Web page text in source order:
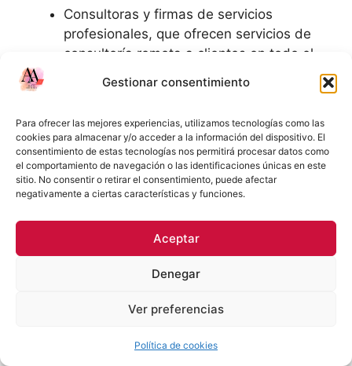
Gestionar consentimiento
Para ofrecer las mejores experiencias, utilizamos tecnologías como las
cookies para almacenar y/o acceder a la información del dispositivo. El
consentimiento de estas tecnologías nos permitirá procesar datos como
el comportamiento de navegación o las identificaciones únicas en este
sitio. No consentir o retirar el consentimiento, puede afectar
negativamente a ciertas características y funciones.
Aceptar
Denegar
Ver preferencias
Política de cookies
Consultoras y firmas de servicios
profesionales, que ofrecen servicios de
consultoría remota a clientes en todo el
físico para la venta de productos.
En resumen, una oficina virtual es una forma
innovadora de organizar el trabajo que permite
remota, utilizando herramientas tecnológicas
para comunicarse, colaborar y mantener la
productividad, sin la necesidad de un espacio